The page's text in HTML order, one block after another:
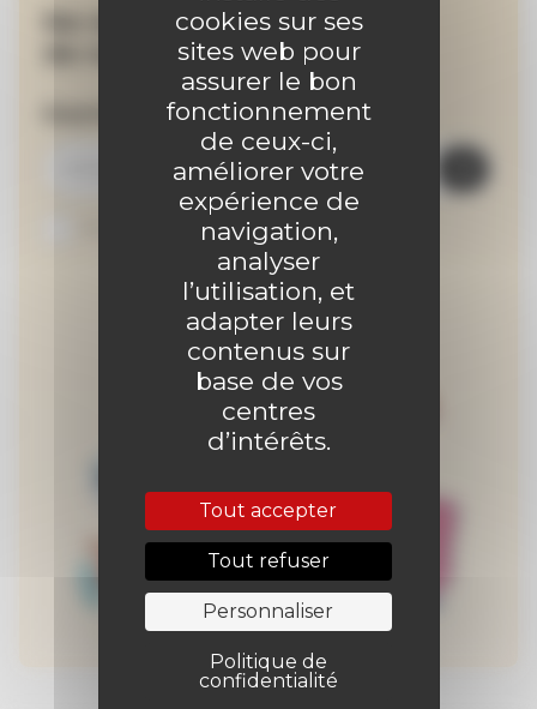
cookies sur ses
sites web pour
assurer le bon
fonctionnement
de ceux-ci,
améliorer votre
expérience de
navigation,
analyser
l’utilisation, et
adapter leurs
contenus sur
base de vos
centres
d’intérêts.
Tout accepter
Tout refuser
Personnaliser
Politique de
confidentialité
Ne manquez aucune
de nos actualités !
Inscrivez-vous à la newsletter
Je suis abonné au site